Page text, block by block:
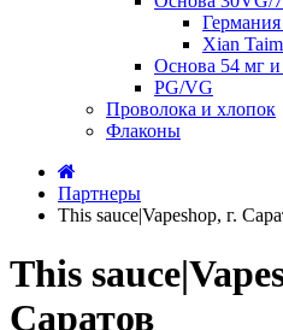
Xian
Основа 54 мг
PG/VG
Проволока и хлопок
Флаконы
Партнеры
This sauce|Vapeshop, г.
This
Саратов